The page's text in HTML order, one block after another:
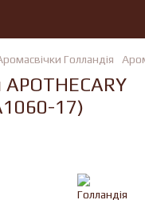
Голландія
17)